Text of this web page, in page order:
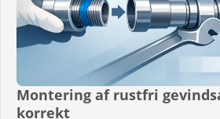
Montering af rustfri
korrekt